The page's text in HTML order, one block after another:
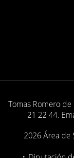
Tomas Romero
21 22 44.
2026 Área de